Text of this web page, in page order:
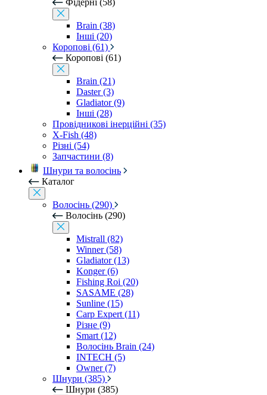
Фідерні (58)
Brain (38)
Інші (20)
Коропові (61)
Коропові (61)
Brain (21)
Daster (3)
Gladiator (9)
Інші (28)
Провідникові інерційні (35)
X-Fish (48)
Різні (54)
Запчастини (8)
Шнури та волосінь
Каталог
Волосінь (290)
Волосінь (290)
Mistrall (82)
Winner (58)
Gladiator (13)
Konger (6)
Fishing Roi (20)
SASAME (28)
Sunline (15)
Carp Expert (11)
Різне (9)
Smart (12)
Волосінь Brain (24)
INTECH (5)
Owner (7)
Шнури (385)
Шнури (385)